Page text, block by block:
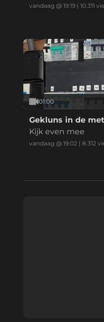
vandaag @ 19:19 | 10.311
01:00
Gekluns in de
Kijk even mee
vandaag @ 19:02 | 8.312